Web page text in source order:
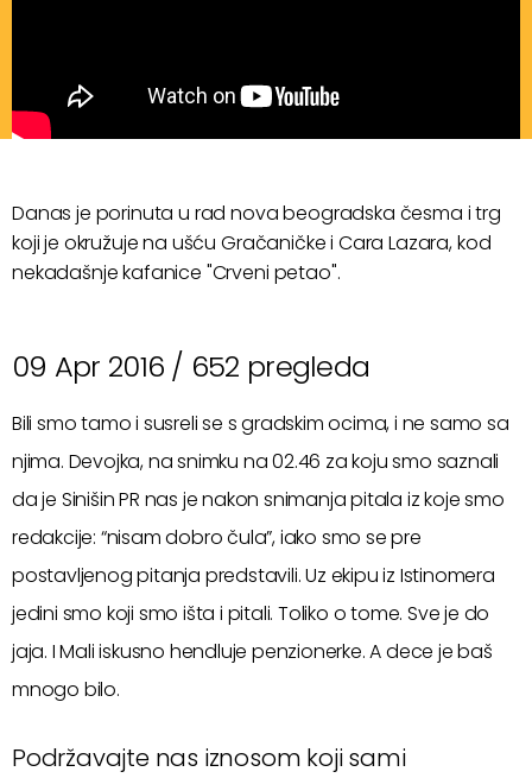
Danas je porinuta u rad nova beogradska česma i trg
koji je okružuje na ušću Gračaničke i Cara Lazara, kod
nekadašnje kafanice "Crveni petao".
09 Apr 2016 / 652 pregleda
Bili smo tamo i susreli se s gradskim ocima, i ne samo sa
njima. Devojka, na snimku na 02.46 za koju smo saznali
da je Sinišin PR nas je nakon snimanja pitala iz koje smo
redakcije: “nisam dobro čula”, iako smo se pre
postavljenog pitanja predstavili. Uz ekipu iz Istinomera
jedini smo koji smo išta i pitali. Toliko o tome. Sve je do
jaja. I Mali iskusno hendluje penzionerke. A dece je baš
mnogo bilo.
Podržavajte nas iznosom koji sami